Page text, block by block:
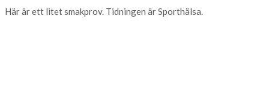
Här är ett litet smakprov. Tidningen är Sporthälsa.